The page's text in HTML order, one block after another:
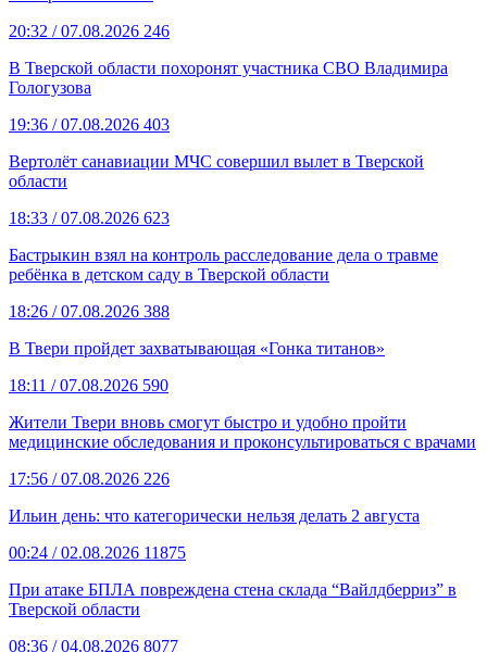
20:32 / 07.08.2026 246
В Тверской области похоронят участника СВО Владимира
Гологузова
19:36 / 07.08.2026 403
Вертолёт санавиации МЧС совершил вылет в Тверской
области
18:33 / 07.08.2026 623
Бастрыкин взял на контроль расследование дела о травме
ребёнка в детском саду в Тверской области
18:26 / 07.08.2026 388
В Твери пройдет захватывающая «Гонка титанов»
18:11 / 07.08.2026 590
Жители Твери вновь смогут быстро и удобно пройти
медицинские обследования и проконсультироваться с врачами
17:56 / 07.08.2026 226
Ильин день: что категорически нельзя делать 2 августа
00:24 / 02.08.2026 11875
При атаке БПЛА повреждена стена склада “Вайлдберриз” в
Тверской области
08:36 / 04.08.2026 8077